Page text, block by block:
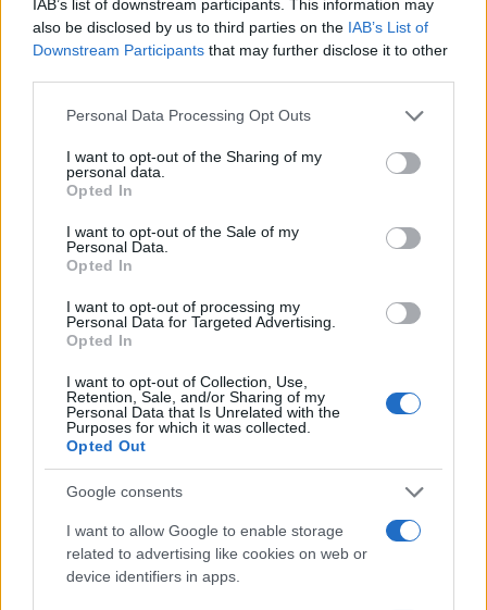
IAB’s list of downstream participants. This information may
also be disclosed by us to third parties on the IAB’s List of
Downstream Participants that may further disclose it to other
Please note that this website/app uses one or more Google
not limited to your visit or usage behaviour. You may click to
grant or deny consent to Google and its third-party tags to
use your data for below specified purposes in below Google
consent section.
Personal Data Processing Opt Outs
I want to opt-out of the Sharing of my
personal data.
Opted In
I want to opt-out of the Sale of my
Personal Data.
Opted In
I want to opt-out of processing my
Personal Data for Targeted Advertising.
Opted In
I want to opt-out of Collection, Use,
Retention, Sale, and/or Sharing of my
Personal Data that Is Unrelated with the
Purposes for which it was collected.
Opted Out
Google consents
I want to allow Google to enable storage
related to advertising like cookies on web or
device identifiers in apps.
ΚΑΘΑΡΙΣΜΟΣ ΟΙΚΟΠΕΔΩΝ ΟΙΚΟΠΕΔΑ
Καθαρισμός οικοπέδων: Τι μπορούν να
κάνουν οι ιδιοκτήτες που δεν πρόλαβαν τη